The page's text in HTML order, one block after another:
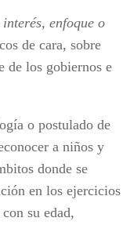
interés, enfoque o
de cara, sobre
de los gobiernos e
o postulado de
a niños y
donde se
en los ejercicios
su edad,